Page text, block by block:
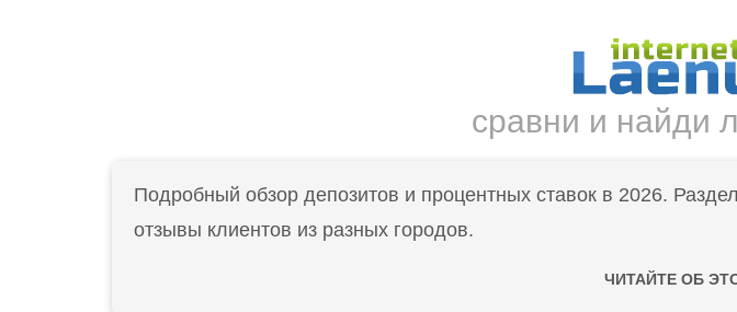
сравни и найди
Подробный обзор депозитов и процентных ставок в 2026.
отзывы клиентов из разных городов.
ЧИТАЙТЕ ОБ